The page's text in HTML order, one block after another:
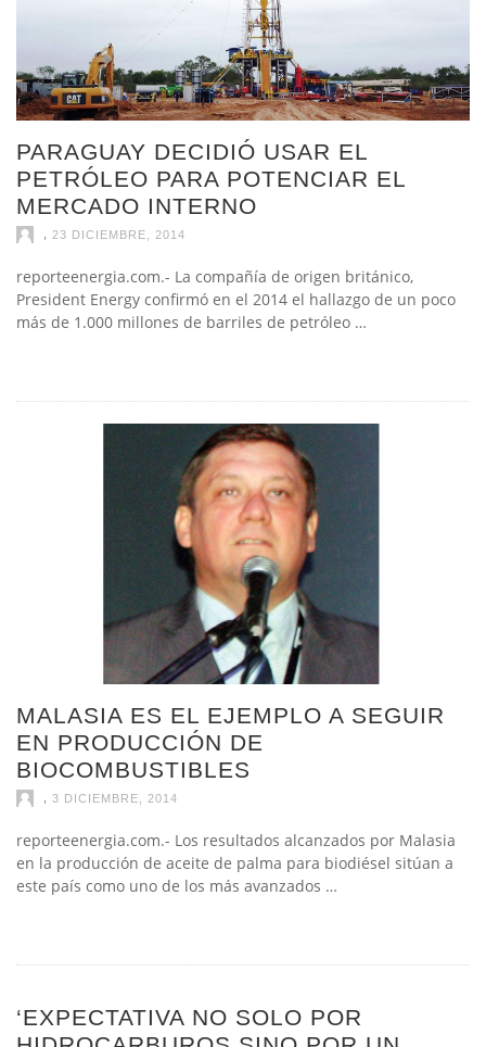
PARAGUAY DECIDIÓ USAR EL
PETRÓLEO PARA POTENCIAR EL
MERCADO INTERNO
23 DICIEMBRE, 2014
reporteenergia.com.- La compañía de origen británico,
President Energy confirmó en el 2014 el hallazgo de un poco
más de 1.000 millones de barriles de petróleo …
MALASIA ES EL EJEMPLO A SEGUIR
EN PRODUCCIÓN DE
BIOCOMBUSTIBLES
3 DICIEMBRE, 2014
reporteenergia.com.- Los resultados alcanzados por Malasia
en la producción de aceite de palma para biodiésel sitúan a
este país como uno de los más avanzados …
‘EXPECTATIVA NO SOLO POR